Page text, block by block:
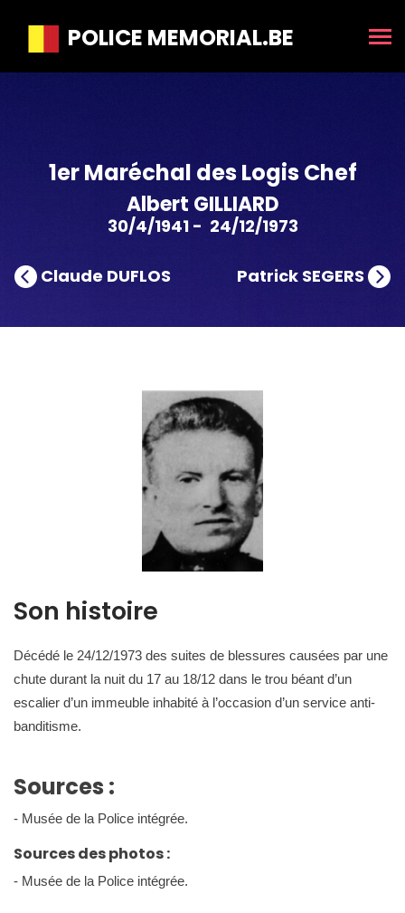
POLICE MEMORIAL.BE
1er Maréchal des Logis Chef
Albert GILLIARD
30/4/1941 - 24/12/1973
Claude DUFLOS Patrick SEGERS
Son histoire
Décédé le 24/12/1973 des suites de blessures causées par une
chute durant la nuit du 17 au 18/12 dans le trou béant d’un
escalier d’un immeuble inhabité à l’occasion d’un service anti-
banditisme.
Sources :
- Musée de la Police intégrée.
Sources des photos :
- Musée de la Police intégrée.